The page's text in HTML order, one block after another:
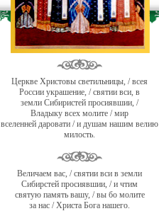
Церкве Христовы светильницы, / всея
России украшение, / святии вси, в
земли Сибиристей просиявшии, /
Владыку всех молите / мир
вселенней даровати / и душам нашим велию
милость.
Величаем вас, / святии вси в земли
Сибирстей просиявшии, / и чтим
святую память вашу, / вы бо молите
за нас / Христа Бога нашего.